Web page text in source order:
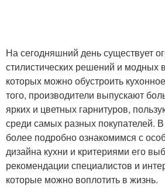
На сегодняшний день существует
стилистических решений и модных
которых можно обустроить
того, производители выпускают
ярких и цветных гарнитуров,
среди самых разных покупателей.
более подробно ознакомимся с
дизайна кухни и критериями его
рекомендации специалистов и
которые можно воплотить в жизнь.